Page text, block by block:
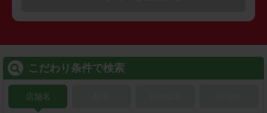
こだわり条件で検索
店舗名